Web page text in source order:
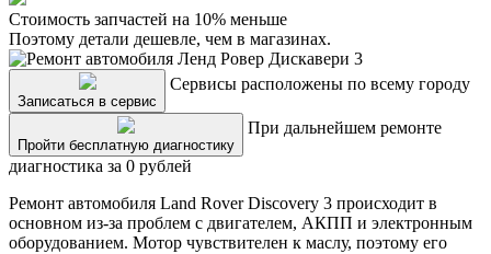
Стоимость запчастей на 10% меньше
Поэтому детали дешевле, чем в магазинах.
Записаться в сервис
Сервисы расположены по всему городу
Пройти бесплатную диагностику
При дальнейшем ремонте
диагностика за 0 рублей
Ремонт автомобиля Land Rover Discovery 3 происходит в
основном из-за проблем с двигателем, АКПП и электронным
оборудованием. Мотор чувствителен к маслу, поэтому его